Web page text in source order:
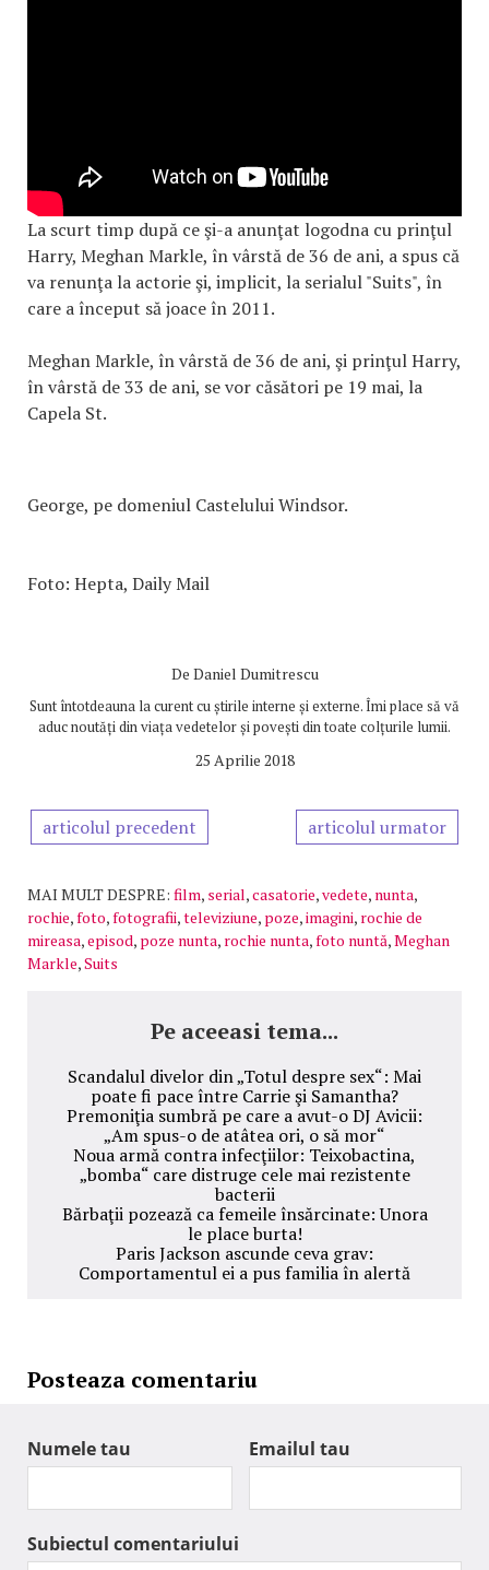
La scurt timp după ce şi-a anunţat logodna cu prinţul
Harry, Meghan Markle, în vârstă de 36 de ani, a spus că
va renunţa la actorie şi, implicit, la serialul "Suits", în
care a început să joace în 2011.
Meghan Markle, în vârstă de 36 de ani, şi prinţul Harry,
în vârstă de 33 de ani, se vor căsători pe 19 mai, la
Capela St.
George, pe domeniul Castelului Windsor.
Foto: Hepta, Daily Mail
De Daniel Dumitrescu
Sunt întotdeauna la curent cu știrile interne și externe. Îmi place să vă
aduc noutăți din viața vedetelor și povești din toate colțurile lumii.
25 Aprilie 2018
articolul precedent articolul urmator
MAI MULT DESPRE: film, serial,casatorie,vedete, nunta,
rochie,foto,fotografii,televiziune, poze,imagini, rochie de
mireasa,episod, poze nunta, rochie nunta,foto nuntă,Meghan
Markle,Suits
Pe aceeasi tema...
Scandalul divelor din „Totul despre sex“: Mai
poate fi pace între Carrie şi Samantha?
Premoniţia sumbră pe care a avut-o DJ Avicii:
„Am spus-o de atâtea ori, o să mor“
Noua armă contra infecţiilor: Teixobactina,
„bomba“ care distruge cele mai rezistente
bacterii
Bărbaţii pozează ca femeile însărcinate: Unora
le place burta!
Paris Jackson ascunde ceva grav:
Comportamentul ei a pus familia în alertă
Posteaza comentariu
Numele tau Emailul tau
Subiectul comentariului